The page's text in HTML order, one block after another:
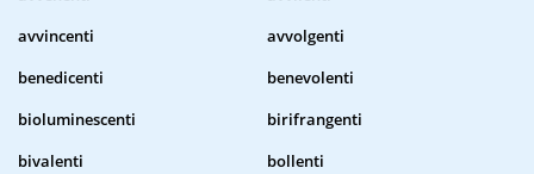
avvincenti
avvolgenti
benedicenti
benevolenti
bioluminescenti
birifrangenti
bivalenti
bollenti